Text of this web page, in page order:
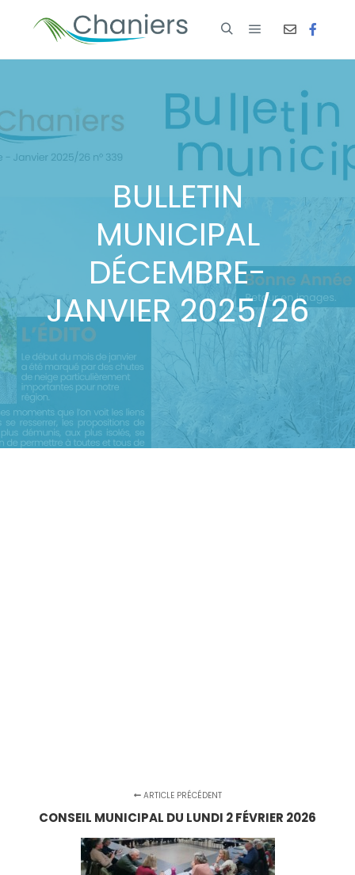
BULLETIN
MUNICIPAL
DÉCEMBRE-
JANVIER 2025/26
ARTICLE PRÉCÉDENT
CONSEIL MUNICIPAL DU LUNDI 2 FÉVRIER 2026